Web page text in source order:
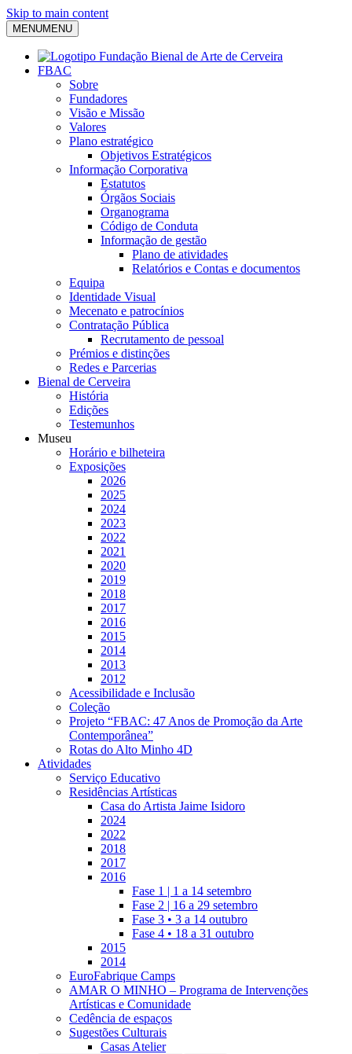
Skip to main content
MENUMENU
FBAC
Sobre
Fundadores
Visão e Missão
Valores
Plano estratégico
Objetivos Estratégicos
Informação Corporativa
Estatutos
Órgãos Sociais
Organograma
Código de Conduta
Informação de gestão
Plano de atividades
Relatórios e Contas e documentos
Equipa
Identidade Visual
Mecenato e patrocínios
Contratação Pública
Recrutamento de pessoal
Prémios e distinções
Redes e Parcerias
Bienal de Cerveira
História
Edições
Testemunhos
Museu
Horário e bilheteira
Exposições
2026
2025
2024
2023
2022
2021
2020
2019
2018
2017
2016
2015
2014
2013
2012
Acessibilidade e Inclusão
Coleção
Projeto “FBAC: 47 Anos de Promoção da Arte
Contemporânea”
Rotas do Alto Minho 4D
Atividades
Serviço Educativo
Residências Artísticas
Casa do Artista Jaime Isidoro
2024
2022
2018
2017
2016
Fase 1 | 1 a 14 setembro
Fase 2 | 16 a 29 setembro
Fase 3 • 3 a 14 outubro
Fase 4 • 18 a 31 outubro
2015
2014
EuroFabrique Camps
AMAR O MINHO – Programa de Intervenções
Artísticas e Comunidade
Cedência de espaços
Sugestões Culturais
Casas Atelier